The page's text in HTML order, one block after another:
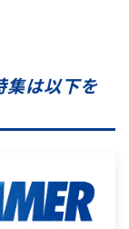
は以下を